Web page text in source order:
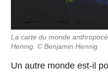
La carte du monde
Hennig . © Benjamin Hennig
Un autre monde est-il